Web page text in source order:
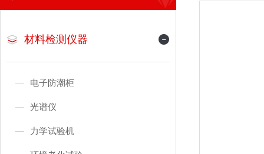
材料检测仪器
电子防潮柜
光谱仪
力学试验机